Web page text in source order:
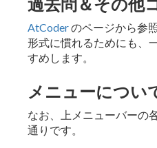
AtCoderのページから参
形式に慣れるためにも、
すめします。
メニューについ
なお、上メニューバーの
通りです。